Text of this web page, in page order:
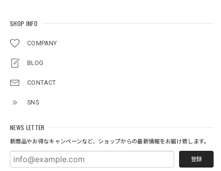
SHOP INFO
COMPANY
BLOG
CONTACT
SNS
NEWS LETTER
新商品やお得なキャンペーンなど、ショップからの最新情報をお届け致します。
登録